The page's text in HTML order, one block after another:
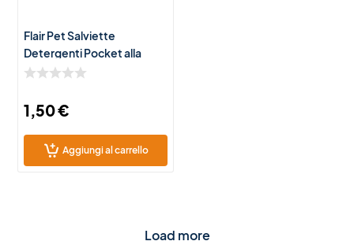
Flair Pet Salviette
Detergenti Pocket alla
Camomilla per Cani e Gatti
1,50€
Aggiungi al carrello
Load more